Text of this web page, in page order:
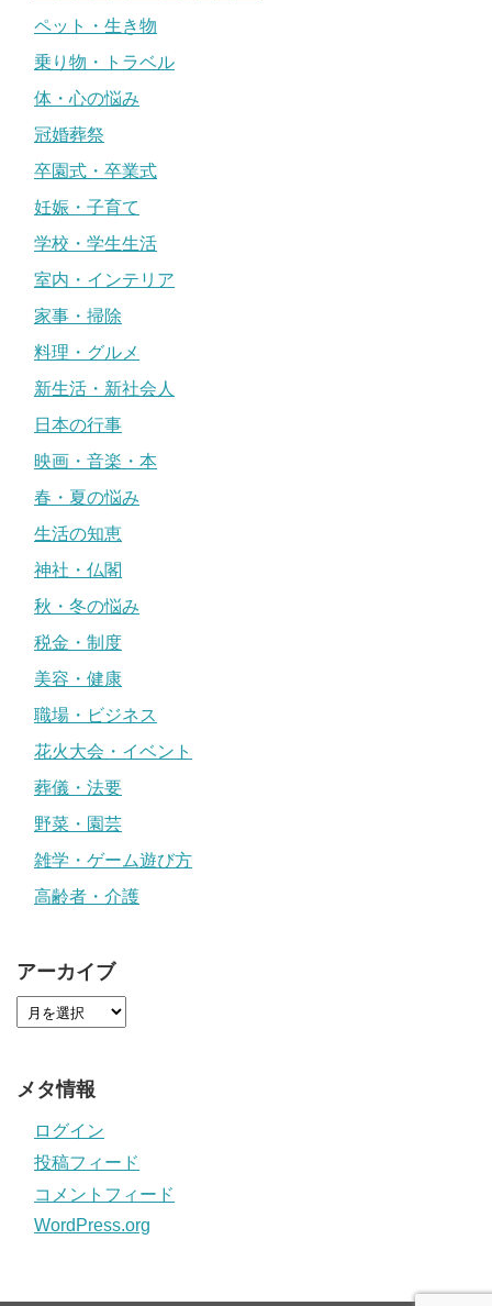
ペット・生き物
乗り物・トラベル
体・心の悩み
冠婚葬祭
卒園式・卒業式
妊娠・子育て
学校・学生生活
室内・インテリア
家事・掃除
料理・グルメ
新生活・新社会人
日本の行事
映画・音楽・本
春・夏の悩み
生活の知恵
神社・仏閣
秋・冬の悩み
税金・制度
美容・健康
職場・ビジネス
花火大会・イベント
葬儀・法要
野菜・園芸
雑学・ゲーム遊び方
高齢者・介護
アーカイブ
メタ情報
ログイン
投稿フィード
コメントフィード
WordPress.org